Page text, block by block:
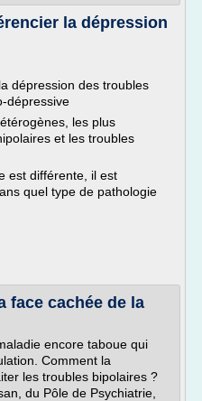
la dépression
dépression des troubles
dépressive
les plus
et les troubles
est différente, il est
quel type de pathologie
face cachée de la
encore taboue qui
Comment la
les troubles bipolaires ?
du Pôle de Psychiatrie,